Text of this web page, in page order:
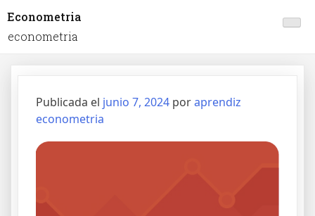
Econometria
econometria
Publicada el junio 7, 2024 poraprendiz
econometria